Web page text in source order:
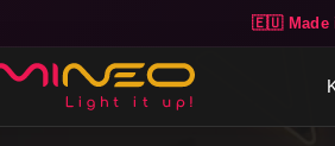
🇪🇺 Made